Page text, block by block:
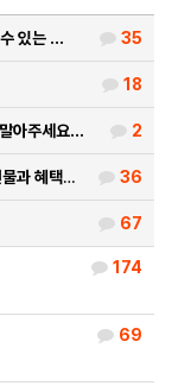
35
있는 …
18
2
아주세요…
36
혜택을 …
67
174
69